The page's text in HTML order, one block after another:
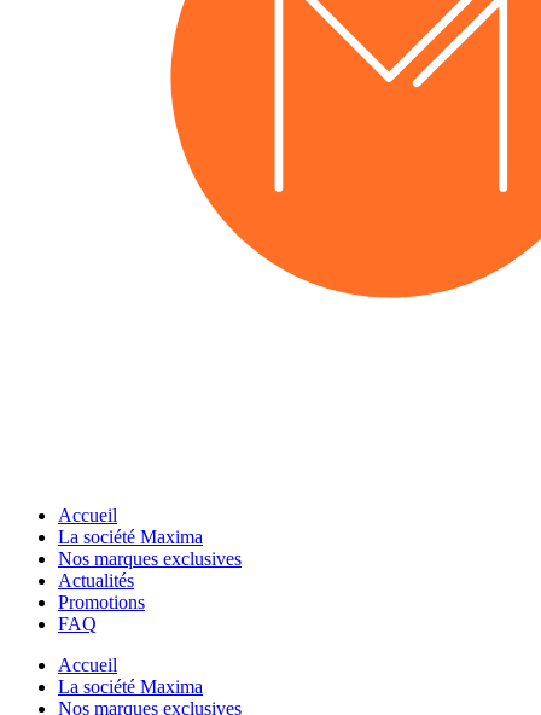
Accueil
La société Maxima
Nos marques exclusives
Actualités
Promotions
FAQ
Accueil
La société Maxima
Nos marques exclusives